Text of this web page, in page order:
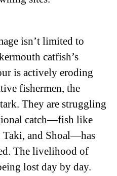
isn’t limited to
catfish’s
is actively eroding
fishermen, the
They are struggling
catch—fish like
Taki, and Shoal—has
The livelihood of
lost day by day.